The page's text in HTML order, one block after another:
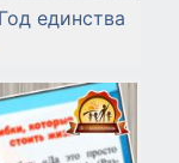
единства